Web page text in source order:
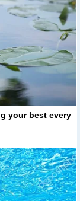
your best every